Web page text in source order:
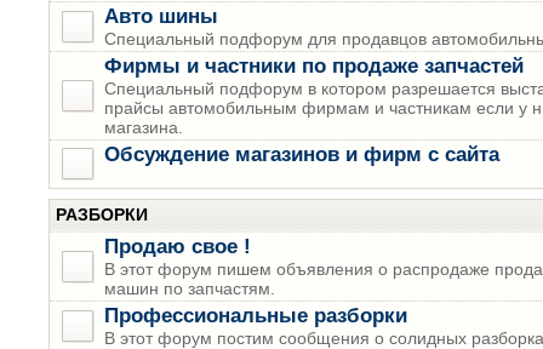
Авто шины
Специальный подфорум для продавцов
Фирмы и частники по продаже запчастей
Специальный подфорум в котором разрешается
прайсы автомобильным фирмам и частникам если у
магазина.
Обсуждение магазинов и фирм с сайта
РАЗБОРКИ
Продаю свое !
В этот форум пишем объявления о распродаже
машин по запчастям.
Профессиональные разборки
В этот форум постим сообщения о солидных